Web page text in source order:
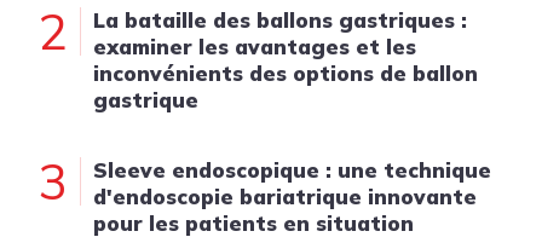
2
La bataille des ballons gastriques :
examiner les avantages et les
inconvénients des options de ballon
gastrique
3
Sleeve endoscopique : une technique
d'endoscopie bariatrique innovante
pour les patients en situation